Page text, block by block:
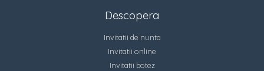
Descopera
Invitatii de nunta
Invitatii online
Invitatii botez